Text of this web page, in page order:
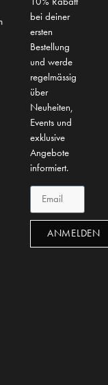
bei deiner
ersten
Bestellung
und werde
regelmässig
über
Neuheiten,
Events und
exklusive
Angebote
informiert.
ANMELDEN